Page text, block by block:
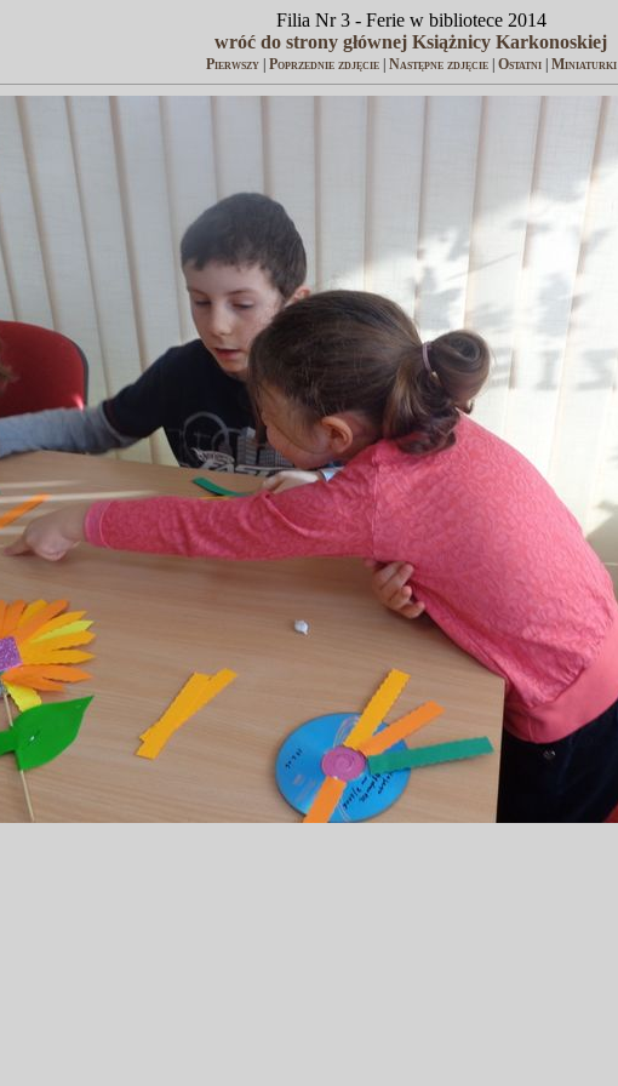
Filia Nr 3 - Ferie w bibliotece 2014
wróć do strony głównej Książnicy Karkonoskiej
Pierwszy| Poprzednie zdjęcie| Następne zdjęcie| Ostatni| Miniaturki